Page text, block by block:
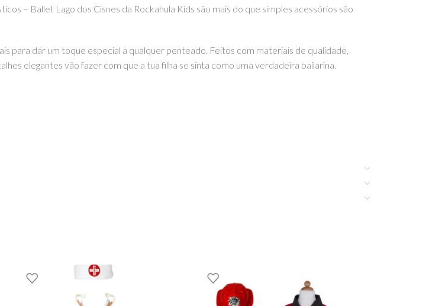
– Ballet Lago dos Cisnes da Rockahula Kids são mais do que simples acessórios são
para dar um toque especial a qualquer penteado. Feitos com materiais de qualidade,
elegantes vão fazer com que a tua filha se sinta como uma verdadeira bailarina.
este e outros artigos incríveis da Rockahula Kids aqui na EhGoom.